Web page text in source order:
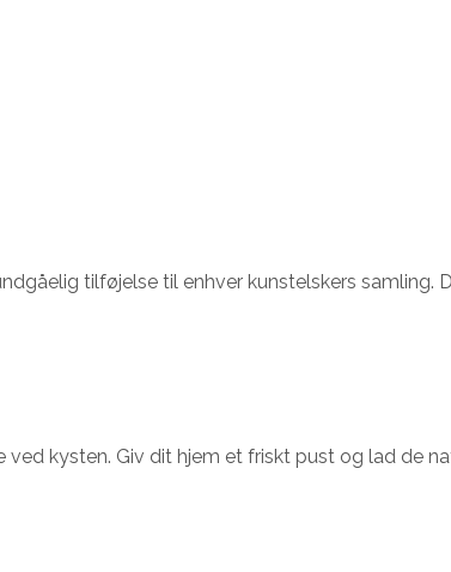
tilføjelse til enhver kunstelskers samling.
kysten. Giv dit hjem et friskt pust og lad de